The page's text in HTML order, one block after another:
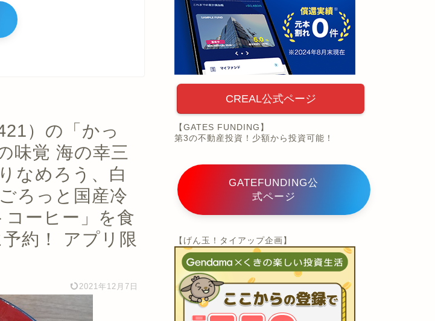
）の「かっ
味覚 海の幸三
なめろう、白
ろっと国産冷
ーヒー」を食
約！ アプリ限
2021年12月7日
CREAL公式ページ
【GATES FUNDING】
第3の不動産投資！少額から投資可能！
GATEFUNDING公
式ページ
【げん玉！タイアップ企画】